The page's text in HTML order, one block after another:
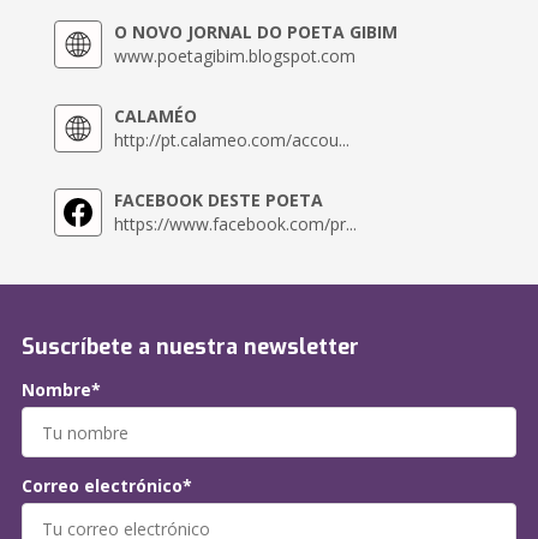
O NOVO JORNAL DO POETA GIBIM
www.poetagibim.blogspot.com
CALAMÉO
http://pt.calameo.com/accou...
FACEBOOK DESTE POETA
https://www.facebook.com/pr...
Suscríbete a nuestra newsletter
Nombre*
Correo electrónico*